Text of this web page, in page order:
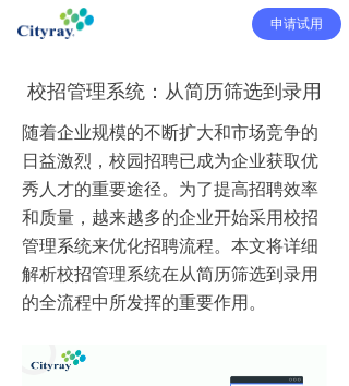
申请试用
校招管理系统：从简历筛选到录用
随着企业规模的不断扩大和市场竞争的
日益激烈，校园招聘已成为企业获取优
秀人才的重要途径。为了提高招聘效率
和质量，越来越多的企业开始采用校招
管理系统来优化招聘流程。本文将详细
解析校招管理系统在从简历筛选到录用
的全流程中所发挥的重要作用。